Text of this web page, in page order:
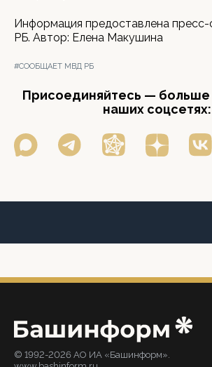
Информация предоставлена
РБ. Автор: Елена Макушина
#СООБЩАЕТ МВД РБ
Присоединяйтесь — больше
наших соцсетях:
© 1992-2026 АО ИА «Башинформ».